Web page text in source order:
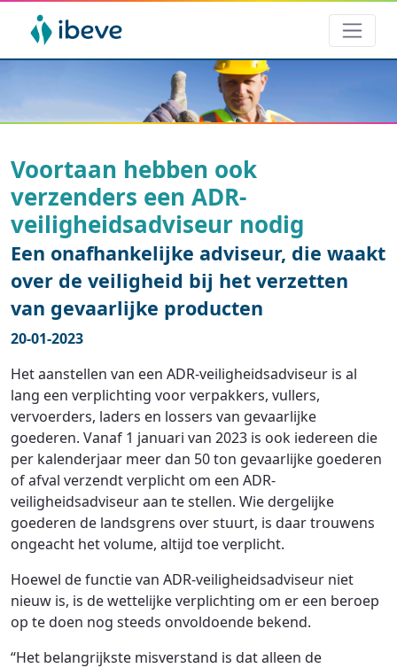
Voortaan hebben ook
verzenders een ADR-
veiligheidsadviseur nodig
Een onafhankelijke adviseur, die waakt
over de veiligheid bij het verzetten
van gevaarlijke producten
20-01-2023
Het aanstellen van een ADR-veiligheidsadviseur is al
lang een verplichting voor verpakkers, vullers,
vervoerders, laders en lossers van gevaarlijke
goederen. Vanaf 1 januari van 2023 is ook iedereen die
per kalenderjaar meer dan 50 ton gevaarlijke goederen
of afval verzendt verplicht om een ADR-
veiligheidsadviseur aan te stellen. Wie dergelijke
goederen de landsgrens over stuurt, is daar trouwens
ongeacht het volume, altijd toe verplicht.
Hoewel de functie van ADR-veiligheidsadviseur niet
nieuw is, is de wettelijke verplichting om er een beroep
op te doen nog steeds onvoldoende bekend.
“Het belangrijkste misverstand is dat alleen de